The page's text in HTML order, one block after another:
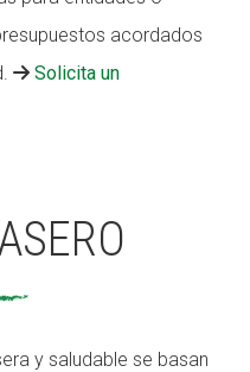
acordados
Solicita un
y saludable se basan